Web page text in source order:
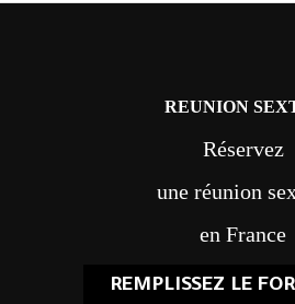
REUNION
Réservez
une réunion
en France
REMPLISSEZ LE